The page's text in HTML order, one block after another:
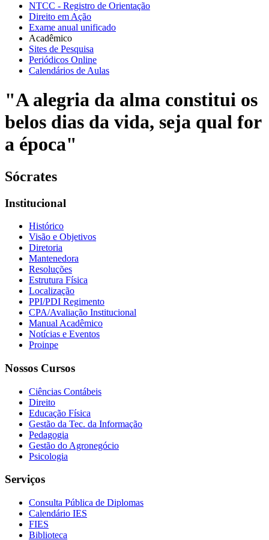
NTCC - Registro de Orientação
Direito em Ação
Exame anual unificado
Acadêmico
Sites de Pesquisa
Periódicos Online
Calendários de Aulas
"A alegria da alma constitui os
belos dias da vida, seja qual for
a época"
Sócrates
Institucional
Histórico
Visão e Objetivos
Diretoria
Mantenedora
Resoluções
Estrutura Física
Localização
PPI/PDI Regimento
CPA/Avaliação Institucional
Manual Acadêmico
Notícias e Eventos
Proinpe
Nossos Cursos
Ciências Contábeis
Direito
Educação Física
Gestão da Tec. da Informação
Pedagogia
Gestão do Agronegócio
Psicologia
Serviços
Consulta Pública de Diplomas
Calendário IES
FIES
Biblioteca